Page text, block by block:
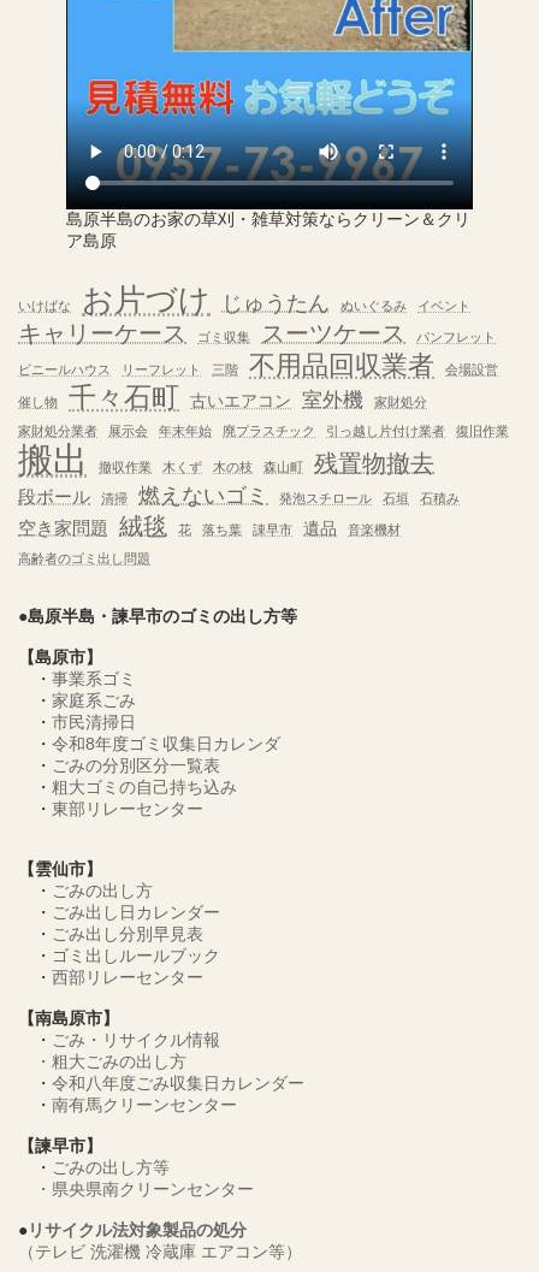
島原半島のお家の草刈・雑草対策ならクリーン＆クリ
ア島原
いけばな お片づけ じゅうたん ぬいぐるみ イベント
キャリーケース ゴミ収集 スーツケース パンフレット
ビニールハウス リーフレット 三階 不用品回収業者 会場設営
催し物 千々石町 古いエアコン 室外機
家財処分
家財処分業者
展示会 年末年始 廃プラスチック 引っ越し片付け業者 復旧作業
搬出 撤収作業 木くず 木の枝 森山町 残置物撤去
段ボール 清掃 燃えないゴミ 発泡スチロール 石垣 石積み
空き家問題 絨毯 花 落ち葉 諌早市 遺品
音楽機材
高齢者のゴミ出し問題
●島原半島・諫早市のゴミの出し方等
【島原市】
・ 事業系ゴミ
・ 家庭系ごみ
・ 市民清掃日
・ 令和8年度ゴミ収集日カレンダ
・ ごみの分別区分一覧表
・ 粗大ゴミの自己持ち込み
・ 東部リレーセンター
【雲仙市】
・ ごみの出し方
・ ごみ出し日カレンダー
・ ごみ出し分別早見表
・ ゴミ出しルールブック
・ 西部リレーセンター
【南島原市】
・ ごみ・リサイクル情報
・ 粗大ごみの出し方
・ 令和八年度ごみ収集日カレンダー
・ 南有馬クリーンセンター
【諫早市】
・ ごみの出し方等
・ 県央県南クリーンセンター
●リサイクル法対象製品の処分
（テレビ 洗濯機 冷蔵庫 エアコン等）